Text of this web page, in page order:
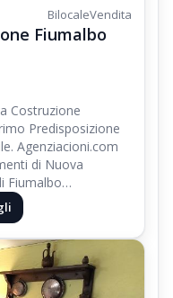
BilocaleVendita
Fiumalbo
Costruzione
Predisposizione
Agenziacioni.com
di Nuova
Fiumalbo…